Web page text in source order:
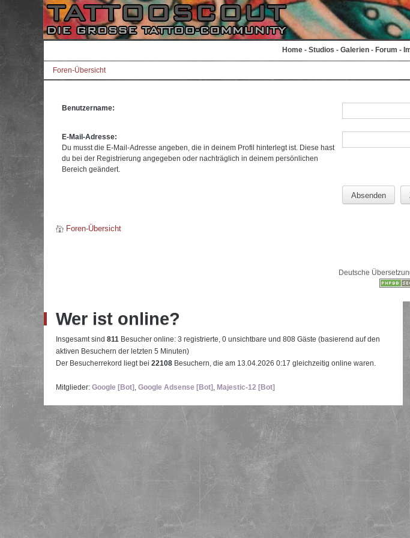
Home - Studios - Galerien - Forum -
Foren-Übersicht
Benutzername:
E-Mail-Adresse:
Du musst die E-Mail-Adresse angeben, die in deinem Profil hinterlegt ist. Diese hast
du bei der Registrierung angegeben oder nachträglich in deinem persönlichen
Bereich geändert.
Foren-Übersicht
Deutsche
Wer ist online?
Insgesamt sind 811 Besucher online: 3 registrierte, 0 unsichtbare und 808 Gäste (basierend auf den
aktiven Besuchern der letzten 5 Minuten)
Der Besucherrekord liegt bei 22108 Besuchern, die am 13.04.2026 0:17 gleichzeitig online waren.
Mitglieder: Google [Bot] , Google Adsense [Bot] , Majestic-12 [Bot]